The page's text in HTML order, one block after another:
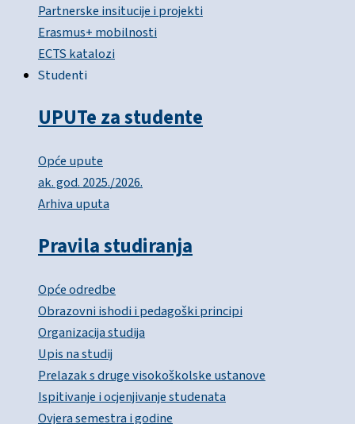
Partnerske insitucije i projekti
Erasmus+ mobilnosti
ECTS katalozi
Studenti
UPUTe za studente
Opće upute
ak. god. 2025./2026.
Arhiva uputa
Pravila studiranja
Opće odredbe
Obrazovni ishodi i pedagoški principi
Organizacija studija
Upis na studij
Prelazak s druge visokoškolske ustanove
Ispitivanje i ocjenjivanje studenata
Ovjera semestra i godine